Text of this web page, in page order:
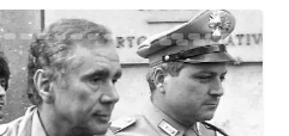
subl......
hist...